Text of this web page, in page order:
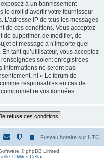
à un bannissement
le droit d’avertir votre fournisseur
L’adresse IP de tous les messages
de ces conditions. Vous acceptez
de supprimer, de modifier, de
et message à n’importe quel
tant qu’utilisateur, vous acceptez
soient enregistrées
informations ne seront pas
ni « Le forum de
responsables en cas de
vos données.
Fuseau horaire sur UTC
© phpBB Limited
©Miles Cellar